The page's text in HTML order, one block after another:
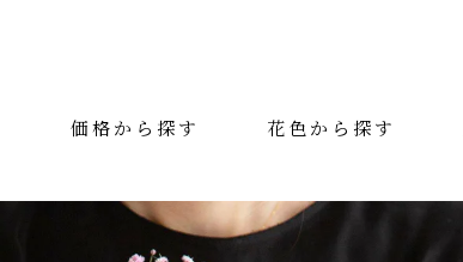
カテゴリー
価格から探す 花色から探す